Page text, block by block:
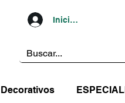
Iniciar sesión